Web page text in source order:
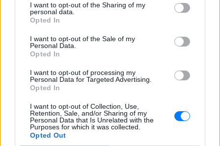
I want to opt-out of the Sharing of my
personal data.
Opted In
I want to opt-out of the Sale of my
Personal Data.
Opted In
I want to opt-out of processing my
Personal Data for Targeted Advertising.
Opted In
I want to opt-out of Collection, Use,
Retention, Sale, and/or Sharing of my
Personal Data that Is Unrelated with the
Purposes for which it was collected.
Opted Out
Ακολουθήστε το E-Radio.gr στο